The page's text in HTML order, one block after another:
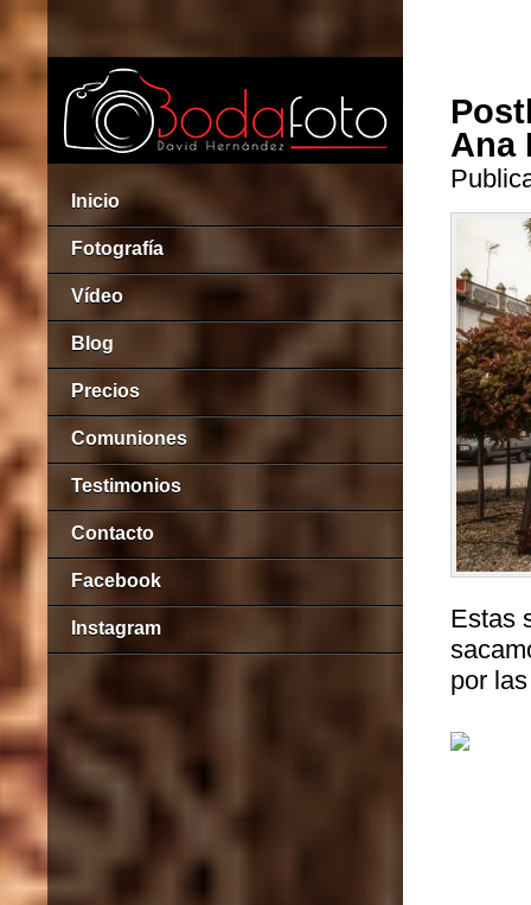
Inicio
Fotografía
Vídeo
Blog
Precios
Comuniones
Testimonios
Contacto
Facebook
Instagram
Ana
Estas
por